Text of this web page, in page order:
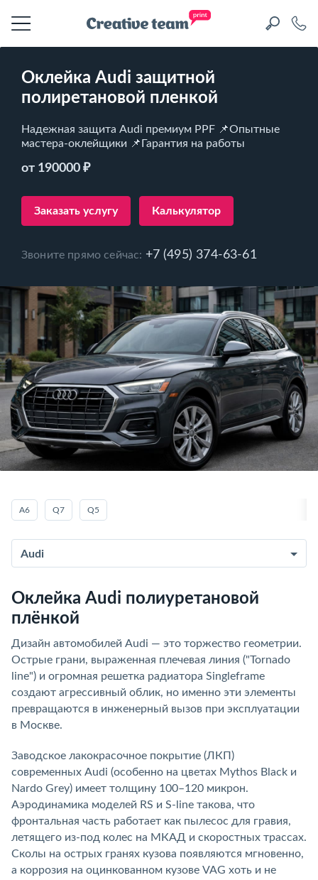
Оклейка Audi защитной
полиретановой пленкой
Надежная защита Audi премиум PPF 📌Опытные
мастера-оклейщики 📌Гарантия на работы
от 190000 ₽
Заказать услугу Калькулятор
Звоните прямо сейчас: +7 (495) 374-63-61
A6 Q7 Q5
Audi
Оклейка Audi полиуретановой
плёнкой
Дизайн автомобилей Audi — это торжество геометрии.
Острые грани, выраженная плечевая линия ("Tornado
line") и огромная решетка радиатора Singleframe
создают агрессивный облик, но именно эти элементы
превращаются в инженерный вызов при эксплуатации
в Москве.
Заводское лакокрасочное покрытие (ЛКП)
современных Audi (особенно на цветах Mythos Black и
Nardo Grey) имеет толщину 100–120 микрон.
Аэродинамика моделей RS и S-line такова, что
фронтальная часть работает как пылесос для гравия,
летящего из-под колес на МКАД и скоростных трассах.
Сколы на острых гранях кузова появляются мгновенно,
а коррозия на оцинкованном кузове VAG хоть и не